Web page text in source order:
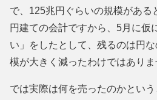
で、125兆円ぐらいの規模がある
円建ての会計ですから、5月に仮
い」をしたとして、残るのは円
模が大きく減ったわけではありま
では実際は何を売ったのかとい